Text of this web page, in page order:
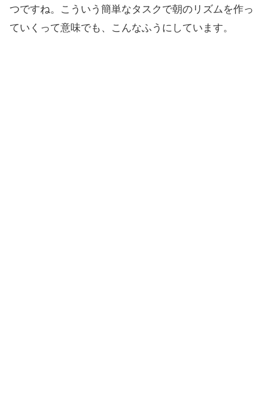
つですね。こういう簡単なタスクで朝のリズムを作っ
ていくって意味でも、こんなふうにしています。